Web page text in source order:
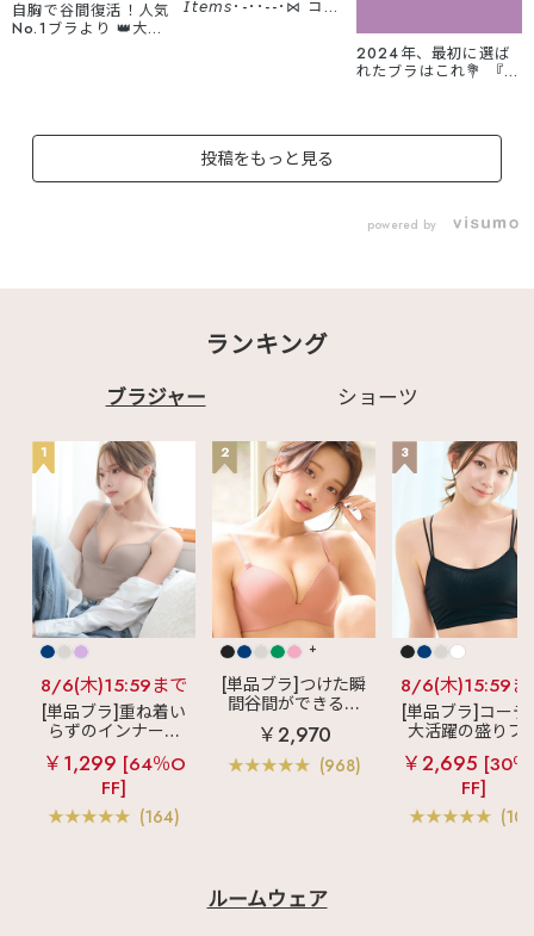
自胸で谷間復活！人気
No.1ブラより 👑大人
に🪞✨ また、ワイヤ
を徹底軽減！！ 毎日使
ド #ランジェリーショ
ップ #大人かわいい #
わいい下着 #おしゃれ
な下着 #大人可愛い #
大人キレイ #ランジェ
リーから始めるおしゃ
れ #デートコーデ #お
泊まりコーデ #かわい
いブラ #見えないお洒
落 #フレンチガーリー
#大人ガーリー #透明
感 #垢抜け #プチプラ
#下着通販 #ソフトエ
レガント #上品コーデ
#フェミニンコーデ #
大人女子コーデ #可愛
いが好き #かわいい #
フェミニン #補整下着
#補整ブラ
𝘐𝘵𝘦𝘮𝘴･-･･--･⋈ コー
ラⓇ』とも相性抜群で
す💐 --------------------
---------------------
Sexy Hip Tバックシ
---------- #エメフィー
ジェリーブランド #ラ
ンジェリーショップ #
下着 #おしゃれな下着
レイ #ランジェリーか
ら始めるおしゃれ #デ
ートコーデ #お泊まり
コーデ #かわいいブラ
#見えないお洒落 #フ
レンチガーリー #大人
ガーリー #透明感 #垢
抜け #プチプラ #下着
通販 #ソフトエレガン
ト #上品コーデ #フェ
ミニンコーデ #大人女
子コーデ
2024年、最初に選ば
れたブラはこれ💐 『新
まだ下着を新調してい
ALL30%OFF以上の今
ムウェア3点以上で
40%OFF💗
┈♡ 掲載アイテム※動
号：170713 TOP.4
超盛ブラ(R) シームレ
152413 TOP.3 モノ
トーンフラワー カシュ
クールレース脇高ブラ
(R) 商品番号：
605913 TOP.2 サテ
ン カシュクールレース
脇高 商品番号：
670913 TOP.1 カシ
ュクールレース脇高ブ
ラ(R) 商品番号：
603713 ※2024年1
月1日～7日までの日本
国内店舗、公式ECサイ
トのランキングです
♡┈┈┈┈┈┈┈┈┈
┈┈┈┈┈┈┈┈┈┈
┈♡ 最後までご覧いた
だきありがとうござい
ます♪ 掲載商品は画像
をタップ‼ 気になる投
稿は"保存"がオススメ
☑ この投稿の他にも
投稿をもっと見る
powered by
ランキング
ブラジャー ショーツ
1
8/6(木)15:59まで
[単品ブラ]重ね着い
らずのインナーブ
ラ
リッチバスト
ブラトップ (ワイヤ
ー入り)
￥1,299 [64％O
FF]
(164)
2
+
[単品ブラ]つけた瞬
間谷間ができるシ
ームレスブラ
盛ブラ(R) シームレ
ス 単品ブラジャー
￥2,970
(968)
3
8/6(木)15:59ま
[単品ブラ]コーデ
大活躍の盛りブ
ショートレン
ス ブラトップ 超
ブラ(R) 単品ブ
ャー
￥2,695 [30
FF]
ルームウェア